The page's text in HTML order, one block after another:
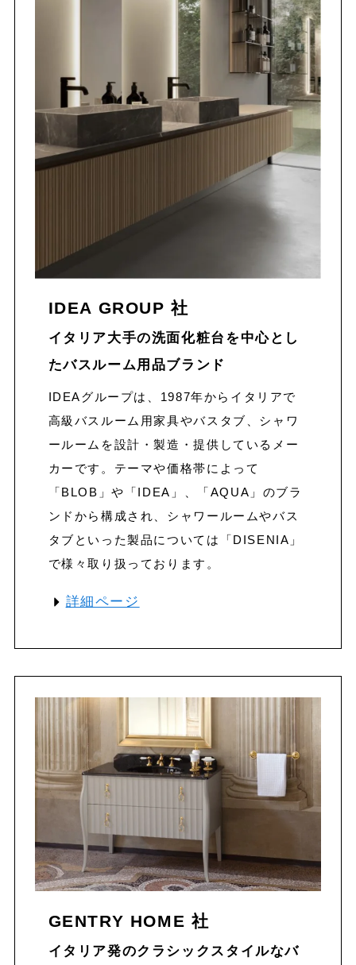
IDEA GROUP 社
イタリア大手の洗面化粧台を中心とし
たバスルーム用品ブランド
IDEAグループは、1987年からイタリアで
高級バスルーム用家具やバスタブ、シャワ
ールームを設計・製造・提供しているメー
カーです。テーマや価格帯によって
「BLOB」や「IDEA」、「AQUA」のブラ
ンドから構成され、シャワールームやバス
タブといった製品については「DISENIA」
で様々取り扱っております。
詳細ページ
GENTRY HOME 社
イタリア発のクラシックスタイルなバ